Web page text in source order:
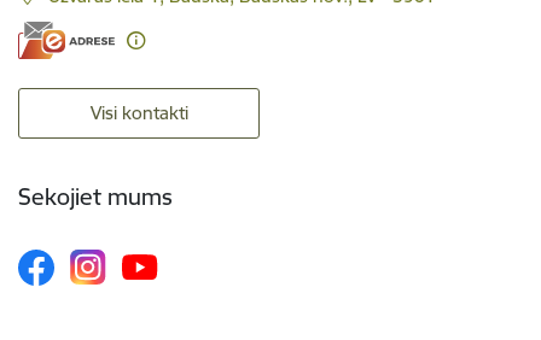
Visi kontakti
Sekojiet mums